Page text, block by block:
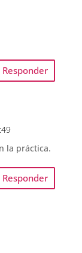
Responder
la práctica.
Responder